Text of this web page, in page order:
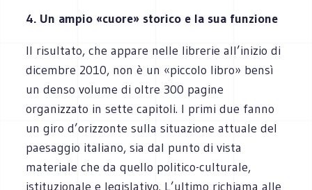
4. Un ampio «cuore» storico e la sua funzione
Il risultato, che appare nelle librerie all’inizio di
dicembre 2010, non è un «piccolo libro» bensì
un denso volume di oltre 300 pagine
organizzato in sette capitoli. I primi due fanno
un giro d’orizzonte sulla situazione attuale del
paesaggio italiano, sia dal punto di vista
materiale che da quello politico-culturale,
istituzionale e legislativo. L’ultimo richiama alle